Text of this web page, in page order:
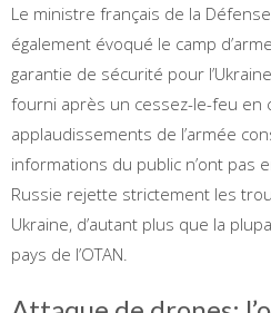
Le ministre français de la
également évoqué le camp
garantie de sécurité pour
fourni après un cessez-le-feu en
applaudissements de l’armée
informations du public n’ont pas
Russie rejette strictement les
Ukraine, d’autant plus que la
pays de l’OTAN.